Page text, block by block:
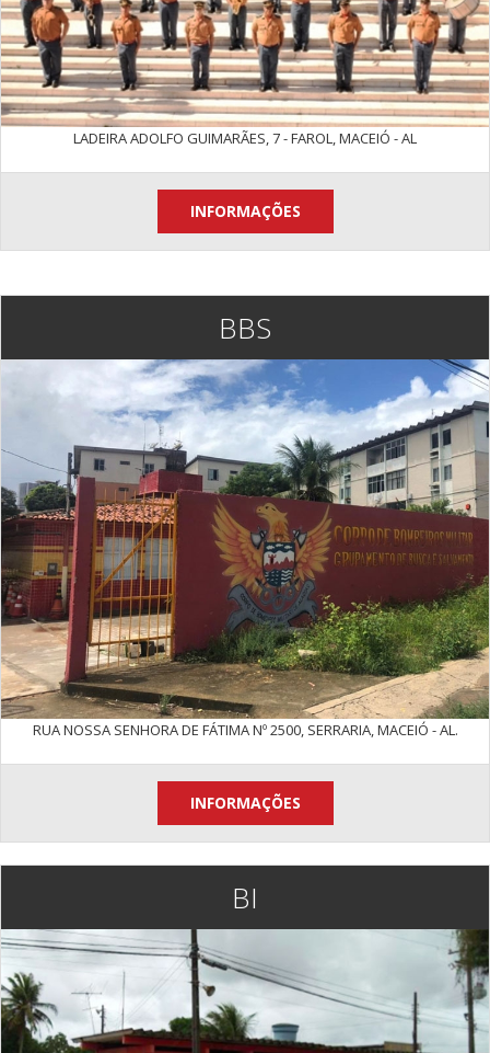
LADEIRA ADOLFO GUIMARÃES, 7 - FAROL, MACEIÓ - AL
INFORMAÇÕES
BBS
RUA NOSSA SENHORA DE FÁTIMA Nº 2500, SERRARIA, MACEIÓ - AL.
INFORMAÇÕES
BI